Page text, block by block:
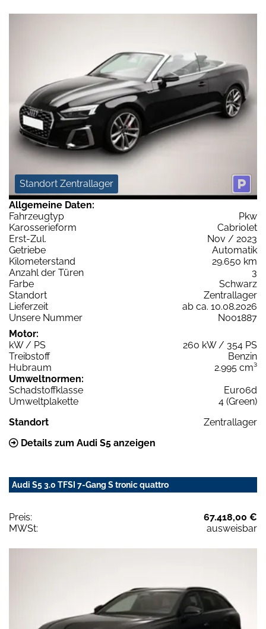
Standort Zentrallager
Allgemeine Daten:
Fahrzeugtyp
Pkw
Karosserieform
Cabriolet
Erst-Zul.
Nov / 2023
Getriebe
Automatik
Kilometerstand
29.650 km
Anzahl der Türen
3
Farbe
Schwarz
Standort
Zentrallager
Lieferzeit
ab ca. 10.08.2026
Unsere Nummer
N001887
Motor:
kW / PS
260 kW / 354 PS
Treibstoff
Benzin
Hubraum
2.995 cm³
Umweltnormen:
Schadstoffklasse
Euro6d
Umweltplakette
4 (Green)
Standort
Zentrallager
Details zum Audi S5 anzeigen
Audi S5 3.0 TFSI 7-Gang S tronic quattro
Preis:
67.418,00 €
MWSt:
ausweisbar